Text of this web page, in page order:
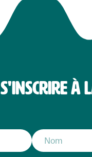
S'INSCRIRE À